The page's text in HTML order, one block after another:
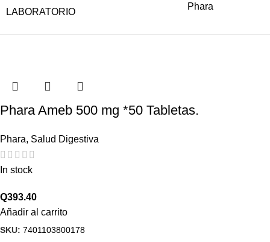
LABORATORIO
Phara
Phara Ameb 500 mg *50 Tabletas.
Phara, Salud Digestiva
In stock
Q393.40
Añadir al carrito
SKU: 7401103800178